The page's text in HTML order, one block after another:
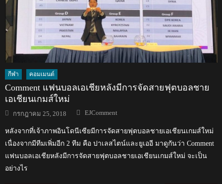
กีฬา คอมเมนต์
Comment แฟนบอลเอเชียหลังมีการจัดสายฟุตบอลชาย
เอเชียนเกมส์ใหม่
Posted
on
กรกฎาคม 25, 2018 Author
EJComment
หลังจากที่เจ้าภาพอินโดนีเซียมีการจัดสายฟุตบอลชายเอเชียนเกมส์ใหม่
เนื่องจากมีทีมเพิ่มอีก 2 ทีม คือ ปาเลสไตน์และยูเออี มาดูกันว่า Comment
แฟนบอลเอเชียหลังมีการจัดสายฟุตบอลชายเอเชียนเกมส์ใหม่ จะเป็น
อย่างไร